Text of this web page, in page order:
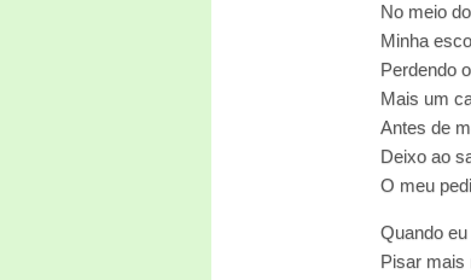
No meio
Minha
Perdendo
Mais um
Antes de
Deixo ao
O meu
Quando
Pisar mais